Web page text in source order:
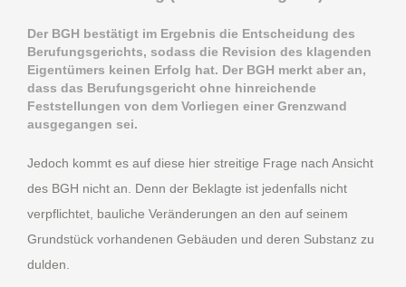
Der BGH bestätigt im Ergebnis die Entscheidung des
Berufungsgerichts, sodass die Revision des klagenden
Eigentümers keinen Erfolg hat. Der BGH merkt aber an,
dass das Berufungsgericht ohne hinreichende
Feststellungen von dem Vorliegen einer Grenzwand
ausgegangen sei.
Jedoch kommt es auf diese hier streitige Frage nach Ansicht
des BGH nicht an. Denn der Beklagte ist jedenfalls nicht
verpflichtet, bauliche Veränderungen an den auf seinem
Grundstück vorhandenen Gebäuden und deren Substanz zu
dulden.